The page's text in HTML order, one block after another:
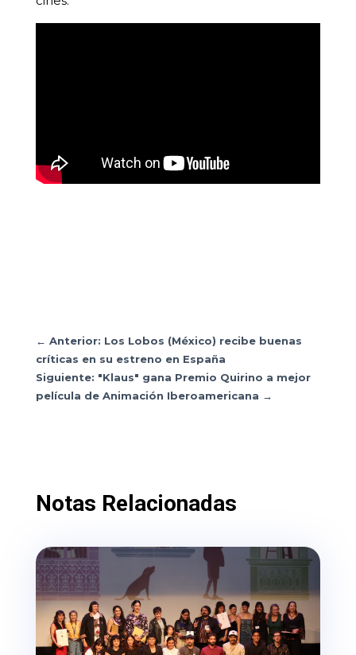
← Anterior: Los Lobos (México) recibe buenas
críticas en su estreno en España
Siguiente: "Klaus" gana Premio Quirino a mejor
película de Animación Iberoamericana →
Notas Relacionadas